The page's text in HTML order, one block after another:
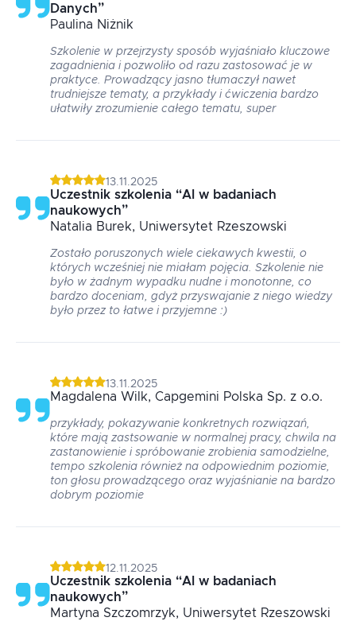
Danych”
Paulina Niżnik
Szkolenie w przejrzysty sposób wyjaśniało kluczowe
zagadnienia i pozwoliło od razu zastosować je w
praktyce. Prowadzący jasno tłumaczył nawet
trudniejsze tematy, a przykłady i ćwiczenia bardzo
ułatwiły zrozumienie całego tematu, super
13.11.2025
Uczestnik szkolenia “AI w badaniach
naukowych”
Natalia Burek, Uniwersytet Rzeszowski
Zostało poruszonych wiele ciekawych kwestii, o
których wcześniej nie miałam pojęcia. Szkolenie nie
było w żadnym wypadku nudne i monotonne, co
bardzo doceniam, gdyż przyswajanie z niego wiedzy
było przez to łatwe i przyjemne :)
13.11.2025
Magdalena Wilk, Capgemini Polska Sp. z o.o.
przykłady, pokazywanie konkretnych rozwiązań,
które mają zastsowanie w normalnej pracy, chwila na
zastanowienie i spróbowanie zrobienia samodzielne,
tempo szkolenia również na odpowiednim poziomie,
ton głosu prowadzącego oraz wyjaśnianie na bardzo
dobrym poziomie
12.11.2025
Uczestnik szkolenia “AI w badaniach
naukowych”
Martyna Szczomrzyk, Uniwersytet Rzeszowski